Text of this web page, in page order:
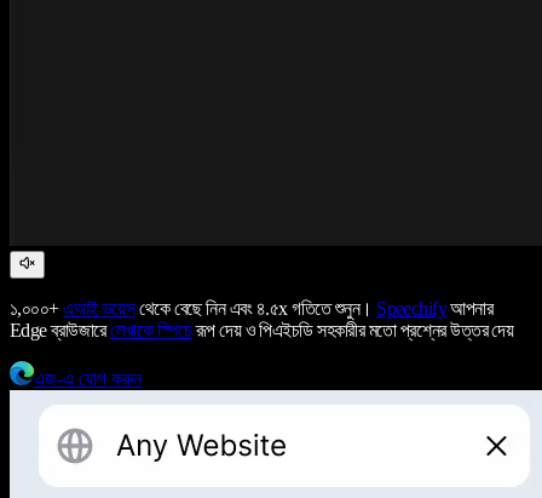
১,০০০+এআই ভয়েসথেকে বেছে নিন এবং ৪.৫x গতিতে শুনুন। Speechifyআপনার
Edge ব্রাউজারেলেখাকে স্পিচেরূপ দেয় ও পিএইচডি সহকারীর মতো প্রশ্নের উত্তর দেয়
এজ-এ যোগ করুন